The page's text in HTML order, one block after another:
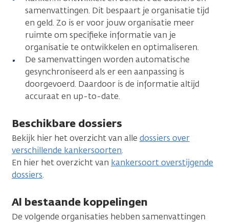
samenvattingen. Dit bespaart je organisatie tijd
en geld. Zo is er voor jouw organisatie meer
ruimte om specifieke informatie van je
organisatie te ontwikkelen en optimaliseren.
De samenvattingen worden automatische
gesynchroniseerd als er een aanpassing is
doorgevoerd. Daardoor is de informatie altijd
accuraat en up-to-date.
Beschikbare dossiers
Bekijk hier het overzicht van alle dossiers over
verschillende kankersoorten.
En hier het overzicht van kankersoort overstijgende
dossiers.
Al bestaande koppelingen
De volgende organisaties hebben samenvattingen